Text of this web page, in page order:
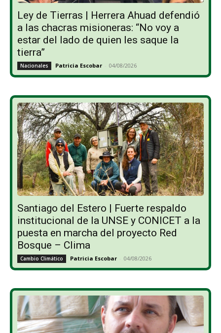
Ley de Tierras | Herrera Ahuad defendió
a las chacras misioneras: “No voy a
estar del lado de quien les saque la
tierra”
Nacionales Patricia Escobar - 04/08/2026
Santiago del Estero | Fuerte respaldo
institucional de la UNSE y CONICET a la
puesta en marcha del proyecto Red
Bosque – Clima
Cambio Climático Patricia Escobar - 04/08/2026